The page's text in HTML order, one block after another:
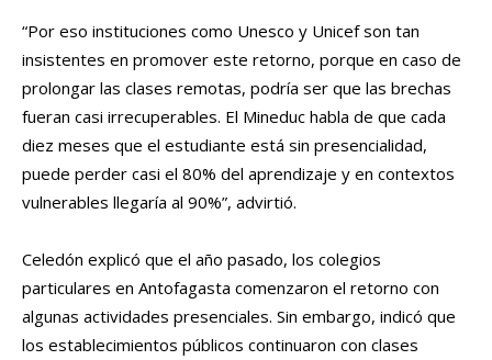
“Por eso instituciones como Unesco y Unicef son tan
insistentes en promover este retorno, porque en caso de
prolongar las clases remotas, podría ser que las brechas
fueran casi irrecuperables. El Mineduc habla de que cada
diez meses que el estudiante está sin presencialidad,
puede perder casi el 80% del aprendizaje y en contextos
vulnerables llegaría al 90%”, advirtió.
Celedón explicó que el año pasado, los colegios
particulares en Antofagasta comenzaron el retorno con
algunas actividades presenciales. Sin embargo, indicó que
los establecimientos públicos continuaron con clases